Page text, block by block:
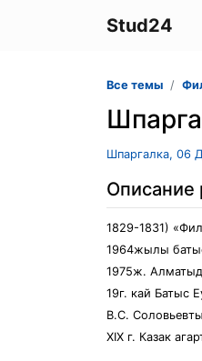
Stud24
Все темы
Шпаргалка, 06
Описание
1829-1831)
1964жылы
1975ж.
19г. кай Батыс
B.C.
XIX г. Казак